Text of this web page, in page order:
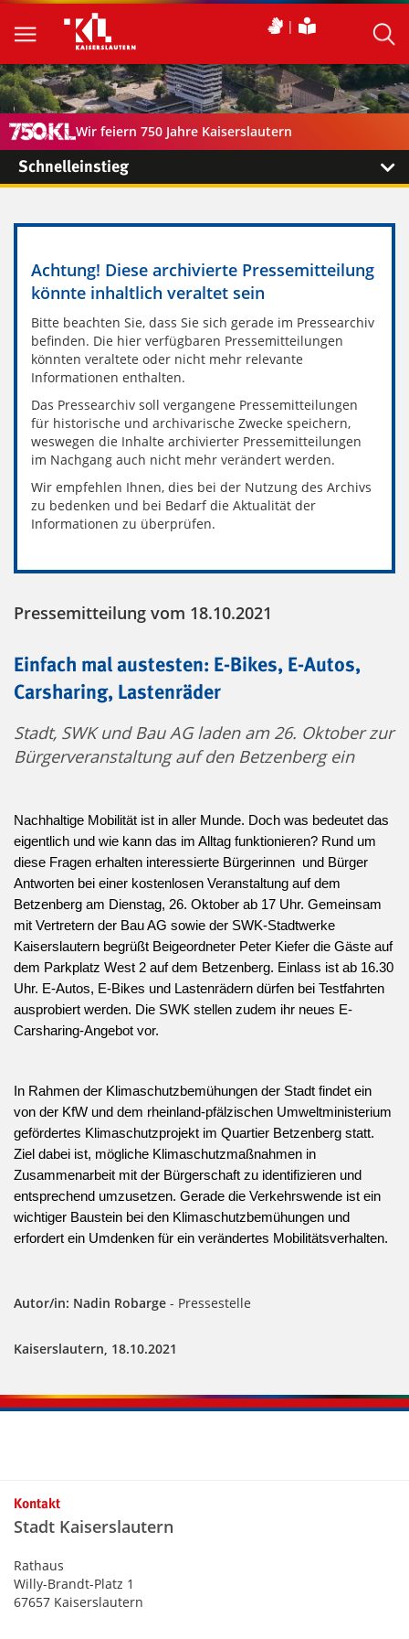
Wir feiern 750 Jahre Kaiserslautern
Schnelleinstieg
Achtung! Diese archivierte Pressemitteilung
könnte inhaltlich veraltet sein
Bitte beachten Sie, dass Sie sich gerade im Pressearchiv
befinden. Die hier verfügbaren Pressemitteilungen
könnten veraltete oder nicht mehr relevante
Informationen enthalten.
Das Pressearchiv soll vergangene Pressemitteilungen
für historische und archivarische Zwecke speichern,
weswegen die Inhalte archivierter Pressemitteilungen
im Nachgang auch nicht mehr verändert werden.
Wir empfehlen Ihnen, dies bei der Nutzung des Archivs
zu bedenken und bei Bedarf die Aktualität der
Informationen zu überprüfen.
Pressemitteilung vom 18.10.2021
Einfach mal austesten: E-Bikes, E-Autos,
Carsharing, Lastenräder
Stadt, SWK und Bau AG laden am 26. Oktober zur
Bürgerveranstaltung auf den Betzenberg ein
Nachhaltige Mobilität ist in aller Munde. Doch was bedeutet das
eigentlich und wie kann das im Alltag funktionieren? Rund um
diese Fragen erhalten interessierte Bürgerinnen und Bürger
Antworten bei einer kostenlosen Veranstaltung auf dem
Betzenberg am Dienstag, 26. Oktober ab 17 Uhr. Gemeinsam
mit Vertretern der Bau AG sowie der SWK-Stadtwerke
Kaiserslautern begrüßt Beigeordneter Peter Kiefer die Gäste auf
dem Parkplatz West 2 auf dem Betzenberg. Einlass ist ab 16.30
Uhr. E-Autos, E-Bikes und Lastenrädern dürfen bei Testfahrten
ausprobiert werden. Die SWK stellen zudem ihr neues E-
Carsharing-Angebot vor.
In Rahmen der Klimaschutzbemühungen der Stadt findet ein
von der KfW und dem rheinland-pfälzischen Umweltministerium
gefördertes Klimaschutzprojekt im Quartier Betzenberg statt.
Ziel dabei ist, mögliche Klimaschutzmaßnahmen in
Zusammenarbeit mit der Bürgerschaft zu identifizieren und
entsprechend umzusetzen. Gerade die Verkehrswende ist ein
wichtiger Baustein bei den Klimaschutzbemühungen und
erfordert ein Umdenken für ein verändertes Mobilitätsverhalten.
Autor/in: Nadin Robarge - Pressestelle
Kaiserslautern, 18.10.2021
Kontakt
Stadt Kaiserslautern
Rathaus
Willy-Brandt-Platz 1
67657 Kaiserslautern